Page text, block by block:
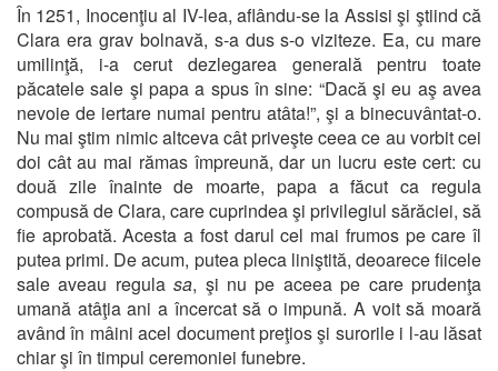
În 1251, Inocenţiu al IV-lea, aflându-se la Assisi şi ştiind că
Clara era grav bolnavă, s-a dus s-o viziteze. Ea, cu mare
umilinţă, i-a cerut dezlegarea generală pentru toate
păcatele sale şi papa a spus în sine: “Dacă şi eu aş avea
nevoie de iertare numai pentru atâta!”, şi a binecuvântat-o.
Nu mai ştim nimic altceva cât priveşte ceea ce au vorbit cei
doi cât au mai rămas împreună, dar un lucru este cert: cu
două zile înainte de moarte, papa a făcut ca regula
compusă de Clara, care cuprindea şi privilegiul sărăciei, să
fie aprobată. Acesta a fost darul cel mai frumos pe care îl
putea primi. De acum, putea pleca liniştită, deoarece fiicele
sale aveau regulasa, şi nu pe aceea pe care prudenţa
umană atâţia ani a încercat să o impună. A voit să moară
având în mâini acel document preţios şi surorile i l-au lăsat
chiar şi în timpul ceremoniei funebre.